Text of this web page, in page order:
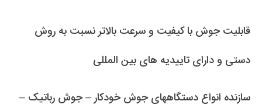
قابلیت جوش با کیفیت و سرعت بالاتر نسبت به روش
دستی و دارای تاییدیه های بین المللی
سازنده انواع دستگاههای جوش خودکار – جوش رباتیک –